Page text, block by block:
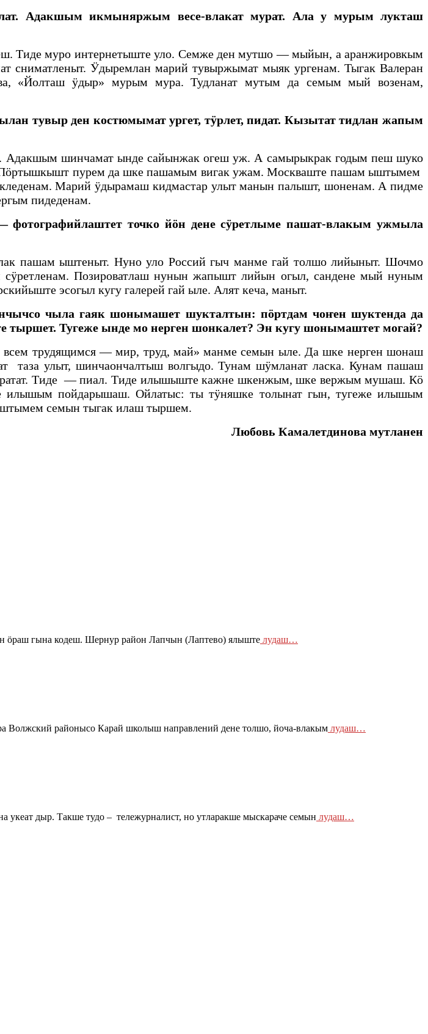
Адакшым икмыняржым весе-влакат мурат. Ала у мурым лукташ
Тиде муро интернетыште уло. Семже ден мутшо — мыйын, а аранжировкым
Ӱдыремлан марий тувыржымат мыяк ургенам. Тыгак Валеран
«Йолташ ӱдыр» мурым мура. Тудланат мутым да семым мый возенам,
тувыр ден костюмымат ургет, тӱрлет, пидат. Кызытат тидлан жапым
шинчамат ынде сайынжак огеш уж. А самырыкрак годым пеш шуко
пурем да шке пашамым вигак ужам. Москваште пашам ыштымем
Марий ӱдырамаш кидмастар улыт манын палышт, шоненам. А пидме
пидеденам.
точко йӧн дене сӱретлыме пашат-влакым ужмыла
пашам ыштеныт. Нуно уло Россий гыч манме гай толшо лийыныт. Шочмо
сӱретленам. Позироватлаш нунын жапышт лийын огыл, сандене мый нуным
эсогыл кугу галерей гай ыле. Алят кеча, маныт.
чыла гаяк шонымашет шукталтын: пӧртдам чоҥен шуктенда да
Тугеже ынде мо нерген шонкалет? Эн кугу шонымаштет могай?
трудящимся — мир, труд, май» манме семын ыле. Да шке нерген шонаш
улыт, шинчаончалтыш волгыдо. Тунам шӱмланат ласка. Кунам пашаш
Тиде — пиал. Тиде илышыште кажне шкенжым, шке вержым мушаш. Кӧ
пойдарышаш. Ойлатыс: ты тӱняшке толынат гын, тугеже илышым
семын тыгак илаш тыршем.
Любовь Камалетдинова мутланен
гына кодеш. Шернур район Лапчын (Лаптево) ялыште лудаш…
районысо Карай школыш направлений дене толшо, йоча-влакым лудаш…
дыр. Такше тудо – тележурналист, но утларакше мыскараче семын лудаш…